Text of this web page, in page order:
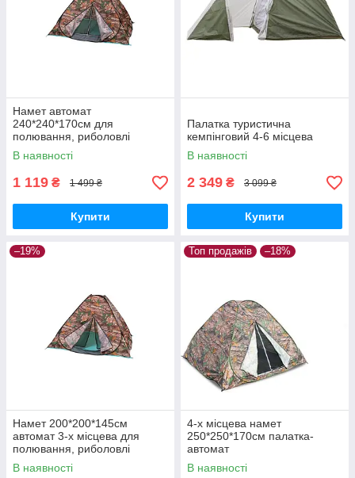
Намет автомат
240*240*170см для
полювання, риболовлі
туризму
В наявності
1 119 ₴ 1 499 ₴
Купити
Палатка туристична
кемпінговий 4-6 місцева
В наявності
2 349 ₴ 3 099 ₴
Купити
–19%
Намет 200*200*145см
автомат 3-х місцева для
полювання, риболовлі
туризму
В наявності
Топ продажів –18%
4-х місцева намет
250*250*170cм палатка-
автомат
В наявності